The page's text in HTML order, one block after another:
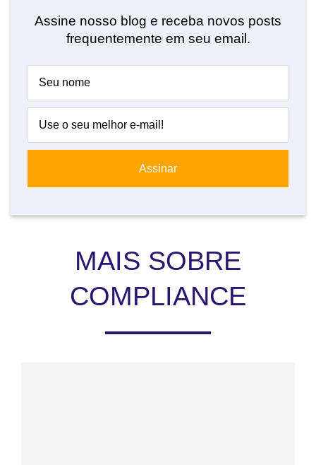
Assine nosso blog e receba novos posts
frequentemente em seu email.
MAIS SOBRE
COMPLIANCE